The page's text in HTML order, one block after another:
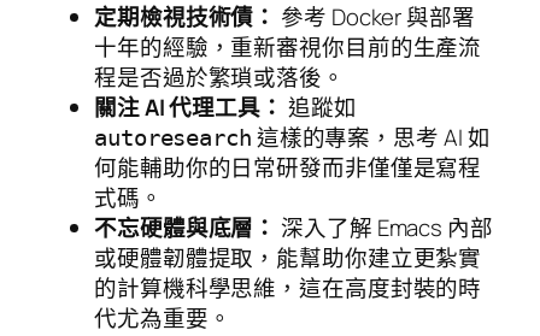
定期檢視技術債： 參考 Docker 與部署
十年的經驗，重新審視你目前的生產流
程是否過於繁瑣或落後。
關注 AI 代理工具： 追蹤如
autoresearch 這樣的專案，思考 AI 如
何能輔助你的日常研發而非僅僅是寫程
式碼。
不忘硬體與底層： 深入了解 Emacs 內部
或硬體韌體提取，能幫助你建立更紮實
的計算機科學思維，這在高度封裝的時
代尤為重要。